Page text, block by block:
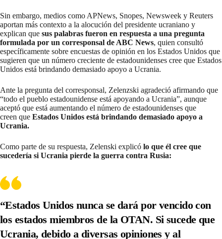
Sin embargo, medios como APNews, Snopes, Newsweek y Reuters
aportan más contexto a la alocución del presidente ucraniano y
explican que sus palabras fueron en respuesta a una pregunta
formulada por un corresponsal de ABC News, quien consultó
específicamente sobre encuestas de opinión en los Estados Unidos que
sugieren que un número creciente de estadounidenses cree que Estados
Unidos está brindando demasiado apoyo a Ucrania.
Ante la pregunta del corresponsal, Zelenzski agradeció afirmando que
“todo el pueblo estadounidense está apoyando a Ucrania”, aunque
aceptó que está aumentando el número de estadounidenses que
creen que Estados Unidos está brindando demasiado apoyo a
Ucrania.
Como parte de su respuesta, Zelenski explicó lo que él cree que
sucedería si Ucrania pierde la guerra contra Rusia:
“Estados Unidos nunca se dará por vencido con
los estados miembros de la OTAN. Si sucede que
Ucrania, debido a diversas opiniones y al